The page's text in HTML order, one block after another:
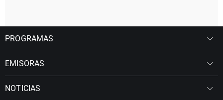
PROGRAMAS
EMISORAS
NOTICIAS